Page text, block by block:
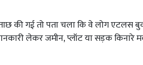
की गई तो पता चला कि वे लोग एटलस
लेकर जमीन, प्लॉट या सड़क किनारे